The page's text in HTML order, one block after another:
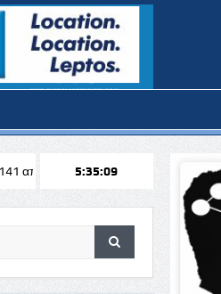
διαθέτουν άδεια Stoiximan:
5:35:11